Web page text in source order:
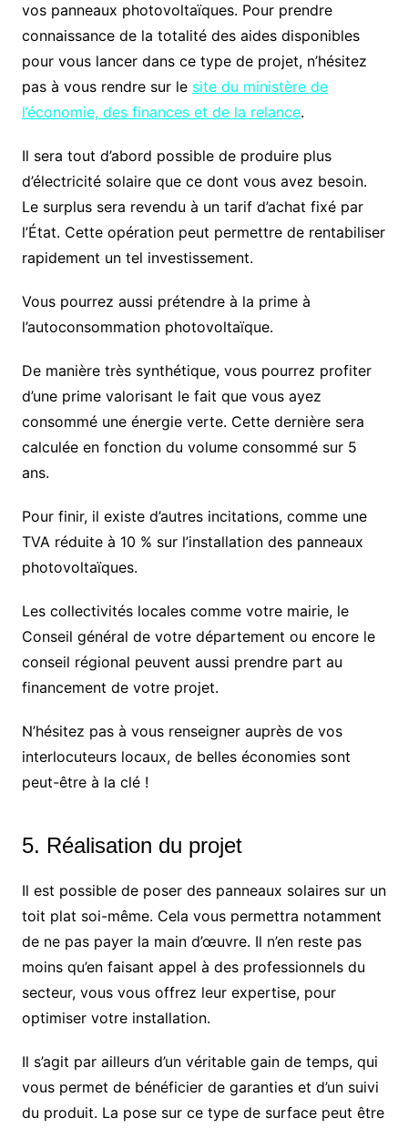
vos panneaux photovoltaïques. Pour prendre
connaissance de la totalité des aides disponibles
pour vous lancer dans ce type de projet, n’hésitez
pas à vous rendre sur le site du ministère de
l’économie, des finances et de la relance.
Il sera tout d’abord possible de produire plus
d’électricité solaire que ce dont vous avez besoin.
Le surplus sera revendu à un tarif d’achat fixé par
l’État. Cette opération peut permettre de rentabiliser
rapidement un tel investissement.
Vous pourrez aussi prétendre à la prime à
l’autoconsommation photovoltaïque.
De manière très synthétique, vous pourrez profiter
d’une prime valorisant le fait que vous ayez
consommé une énergie verte. Cette dernière sera
calculée en fonction du volume consommé sur 5
ans.
Pour finir, il existe d’autres incitations, comme une
TVA réduite à 10 % sur l’installation des panneaux
photovoltaïques.
Les collectivités locales comme votre mairie, le
Conseil général de votre département ou encore le
conseil régional peuvent aussi prendre part au
financement de votre projet.
N’hésitez pas à vous renseigner auprès de vos
interlocuteurs locaux, de belles économies sont
peut-être à la clé !
5. Réalisation du projet
Il est possible de poser des panneaux solaires sur un
toit plat soi-même. Cela vous permettra notamment
de ne pas payer la main d’œuvre. Il n’en reste pas
moins qu’en faisant appel à des professionnels du
secteur, vous vous offrez leur expertise, pour
optimiser votre installation.
Il s’agit par ailleurs d’un véritable gain de temps, qui
vous permet de bénéficier de garanties et d’un suivi
du produit. La pose sur ce type de surface peut être